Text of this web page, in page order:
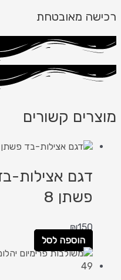
רכישה מאובטחת
מוצרים קשורים
דגם אצילות-
פשתן 8
₪150
הוספה לסל